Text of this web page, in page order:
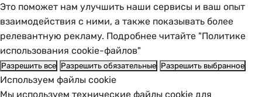
Это поможет нам улучшить наши сервисы и ваш опыт
взаимодействия с ними, а также показывать более
релевантную рекламу. Подробнее читайте "Политике
использования cookie-файлов"
Разрешить все Разрешить обязательные Разрешить выбранное
Используем файлы cookie
Мы используем технические файлы cookie для